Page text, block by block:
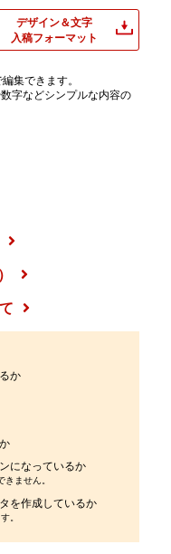
デザイン＆文字
入稿フォーマット
集できます。
字などシンプルな内容の
か
になっているか
ません。
を作成しているか
。